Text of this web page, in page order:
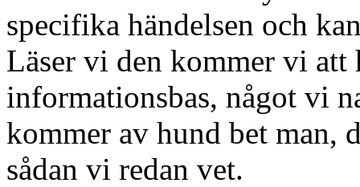
specifika händelsen och
Läser vi den kommer vi
informationsbas, något vi
kommer av hund bet man,
sådan vi redan vet.